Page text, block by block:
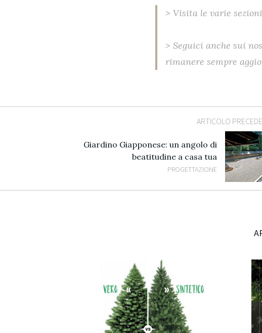
> Visita le varie
> Seguici anche sui
rimanere sempre
ARTICOLO
Giardino Giapponese: un angolo di
beatitudine a casa tua
PROGETTAZIONE